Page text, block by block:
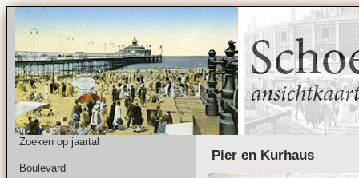
Zoeken op jaartal
Boulevard
Pier en Kurhaus